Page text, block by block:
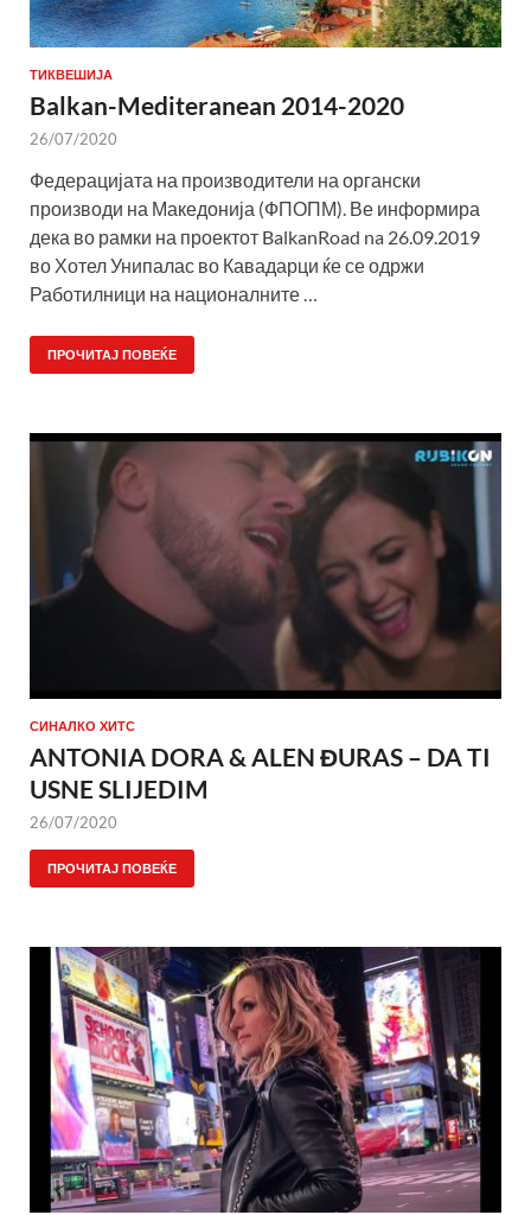
ТИКВЕШИЈА
Balkan-Mediteranean 2014-2020
26/07/2020
Федерацијата на производители на органски
производи на Македонија (ФПОПМ). Ве информира
дека во рамки на проектот BalkanRoad na 26.09.2019
во Хотел Унипалас во Кавадарци ќе се одржи
Работилници на националните …
ПРОЧИТАЈ ПОВЕЌЕ
СИНАЛКО ХИТС
ANTONIA DORA & ALEN ĐURAS – DA TI
USNE SLIJEDIM
26/07/2020
ПРОЧИТАЈ ПОВЕЌЕ